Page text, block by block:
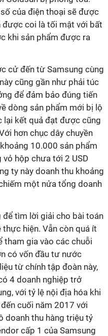
của điện thoại sẽ được
được coi là tối mật với bất
khi sản phẩm được ra
cử đến từ Samsung cùng
cũng gần như phải túc
để đảm bảo đúng tiến
dòng sản phẩm mới bị lộ
lại kết quả đạt được cũng
hơn chục dây chuyền
10.000 sản phẩm
vỏ hộp chưa tới 2 USD
ty này doanh thu khoảng
một nửa tổng doanh
để tìm lời giải cho bài toán
thực hiện. Vẫn còn quá ít
tham gia vào các chuỗi
có vốn đầu tư nước
từ chính tập đoàn này,
4 doanh nghiệp trở
với tỷ lệ nội địa hóa khi
cuối năm 2017 với
doanh thu hàng triệu tỷ
cấp 1 của Samsung